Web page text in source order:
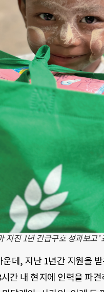
지진 1년 긴급구호 성과보고
데, 지난 1년간 지원을
간 내 현지에 인력을 파